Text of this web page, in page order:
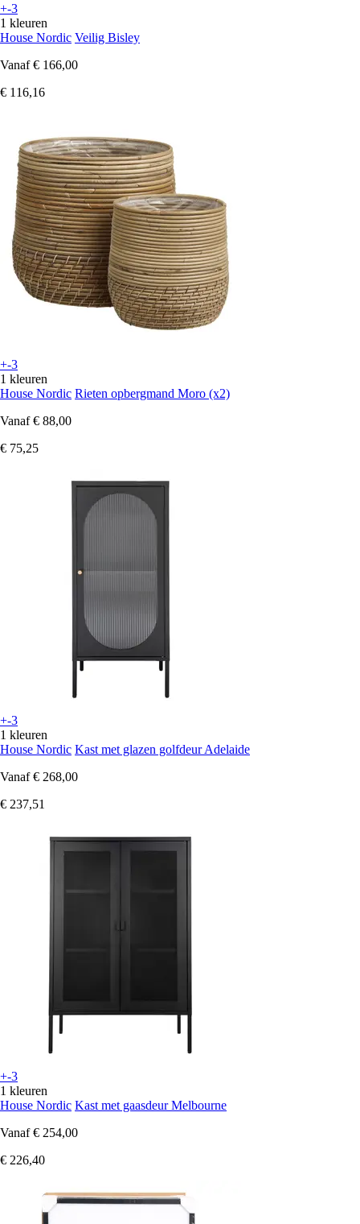
+-3
1 kleuren
House Nordic Veilig Bisley
Vanaf € 166,00
€ 116,16
+-3
1 kleuren
House Nordic Rieten opbergmand Moro (x2)
Vanaf € 88,00
€ 75,25
+-3
1 kleuren
House Nordic Kast met glazen golfdeur Adelaide
Vanaf € 268,00
€ 237,51
+-3
1 kleuren
House Nordic Kast met gaasdeur Melbourne
Vanaf € 254,00
€ 226,40